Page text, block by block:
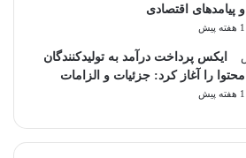
و پیامدهای اقتصادی
1 هفته پیش
ایکس پرداخت درآمد به تولیدکنندگان
محتوا را آغاز کرد: جزئیات و الزامات
1 هفته پیش